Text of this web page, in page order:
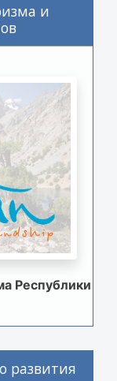
и
Республики
развития